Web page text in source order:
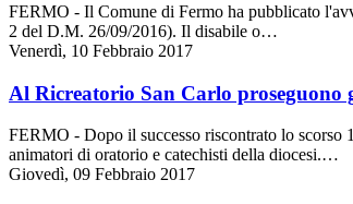
FERMO - Il Comune di Fermo ha pubblicato
2 del D.M. 26/09/2016). Il disabile o…
Venerdì, 10 Febbraio 2017
Al Ricreatorio San Carlo
FERMO - Dopo il successo riscontrato lo scorso
animatori di oratorio e catechisti della diocesi.…
Giovedì, 09 Febbraio 2017